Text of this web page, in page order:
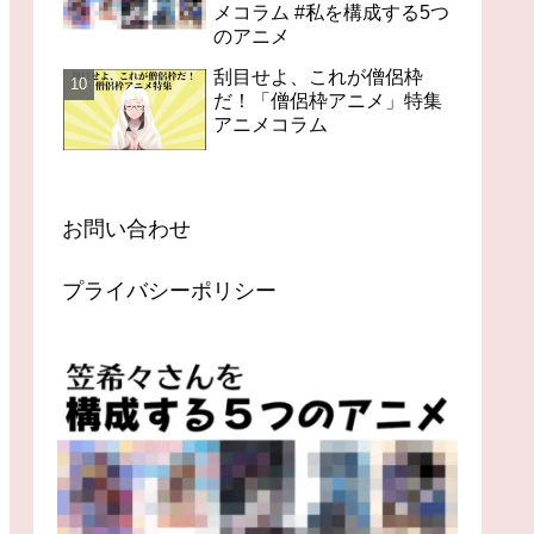
メコラム #私を構成する5つ
のアニメ
刮目せよ、これが僧侶枠
だ！「僧侶枠アニメ」特集
アニメコラム
お問い合わせ
プライバシーポリシー